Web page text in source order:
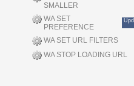
SMALLER
WA SET
PREFERENCE
Upd
WA SET URL FILTERS
WA STOP LOADING URL